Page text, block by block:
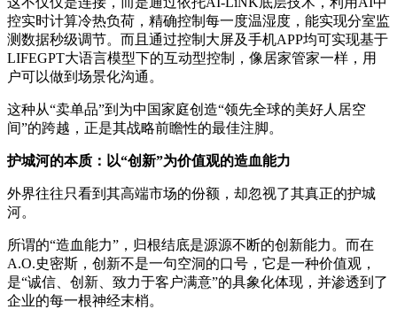
控实时计算冷热负荷，精确控制每一度温湿度，能实现分室监
测数据秒级调节。而且通过控制大屏及手机APP均可实现基于
LIFEGPT大语言模型下的互动型控制，像居家管家一样，用
户可以做到场景化沟通。
这种从“卖单品”到为中国家庭创造“领先全球的美好人居空
间”的跨越，正是其战略前瞻性的最佳注脚。
护城河的本质：以“创新”为价值观的造血能力
外界往往只看到其高端市场的份额，却忽视了其真正的护城
河。
所谓的“造血能力”，归根结底是源源不断的创新能力。而在
A.O.史密斯，创新不是一句空洞的口号，它是一种价值观，
是“诚信、创新、致力于客户满意”的具象化体现，并渗透到了
企业的每一根神经末梢。